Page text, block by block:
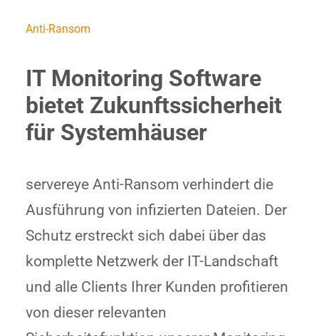
Anti-Ransom
IT Monitoring Software
bietet Zukunftssicherheit
für Systemhäuser
servereye Anti-Ransom verhindert die
Ausführung von infizierten Dateien. Der
Schutz erstreckt sich dabei über das
komplette Netzwerk der IT-Landschaft
und alle Clients Ihrer Kunden profitieren
von dieser relevanten